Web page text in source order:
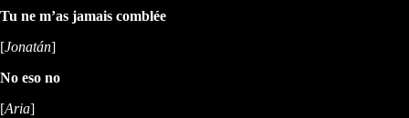
Tu ne m’as jamais comblée
[Jonatán]
No eso no
[Aria]